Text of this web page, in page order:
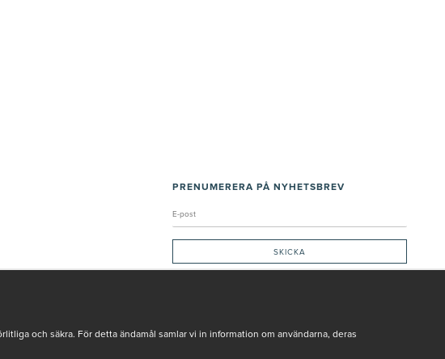
PRENUMERERA PÅ NYHETSBREV
och säkra. För detta ändamål samlar vi in information om användarna, deras